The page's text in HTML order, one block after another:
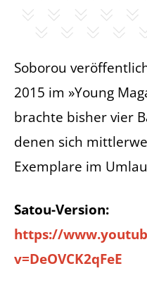
Soborou
2015 im »Young
brachte bisher vier
denen sich
Exemplare im
Satou-Version:
https://
v=DeOVCK2qFeE